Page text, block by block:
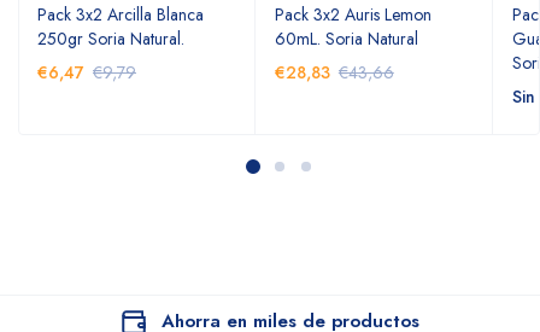
Pack 3x2 Arcilla Blanca
250gr Soria Natural.
€6,47 €9,79
Pack 3x2 Auris Lemon
60mL. Soria Natural
€28,83 €43,66
Ahorra en miles de productos